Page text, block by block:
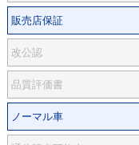
販売店保証
改公認
品質評価書
ノーマル車